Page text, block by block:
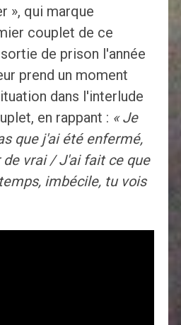
», qui marque
couplet de ce
de prison l'année
prend un moment
dans l'interlude
en rappant : « Je
que j'ai été enfermé,
de vrai / J'ai fait ce que
imbécile, tu vois